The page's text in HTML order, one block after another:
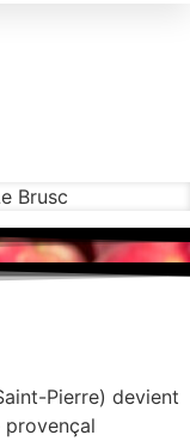
Brusc
Pierre) devient
provençal